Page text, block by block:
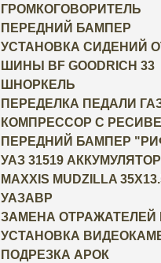
ГРОМКОГОВОРИТЕЛЬ
ПЕРЕДНИЙ БАМПЕР
УСТАНОВКА СИДЕНИЙ ОТ
ШИНЫ BF GOODRICH 33
ШНОРКЕЛЬ
ПЕРЕДЕЛКА ПЕДАЛИ
КОМПРЕССОР С
ПЕРЕДНИЙ БАМПЕР
УАЗ 31519 АККУМУЛЯТОР
MAXXIS MUDZILLA
УАЗАВР
ЗАМЕНА
УСТАНОВКА
ПОДРЕЗКА АРОК